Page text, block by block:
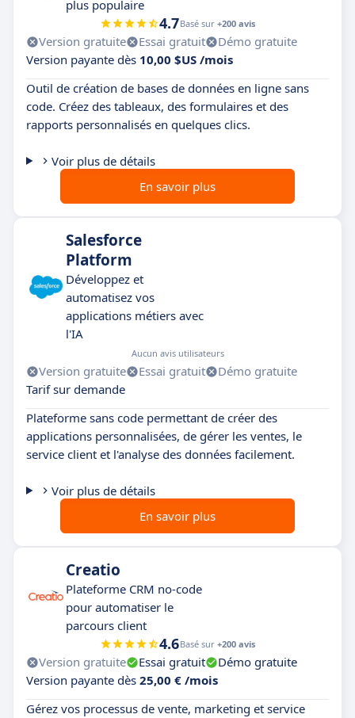
plus populaire
4.7Basé sur +200 avis
Version gratuite Essai gratuit
Démo gratuite
Version payante dès 10,00 $US /mois
Outil de création de bases de données en ligne sans
code. Créez des tableaux, des formulaires et des
rapports personnalisés en quelques clics.
Voir plus de détails
En savoir plus
Salesforce
Platform
Développez et
automatisez vos
applications métiers avec
l'IA
Aucun avis utilisateurs
Version gratuite Essai gratuit
Démo gratuite
Tarif sur demande
Plateforme sans code permettant de créer des
applications personnalisées, de gérer les ventes, le
service client et l'analyse des données facilement.
Voir plus de détails
En savoir plus
Creatio
Plateforme CRM no-code
pour automatiser le
parcours client
4.6Basé sur +200 avis
Version gratuite Essai gratuit
Démo gratuite
Version payante dès 25,00 € /mois
Gérez vos processus de vente, marketing et service